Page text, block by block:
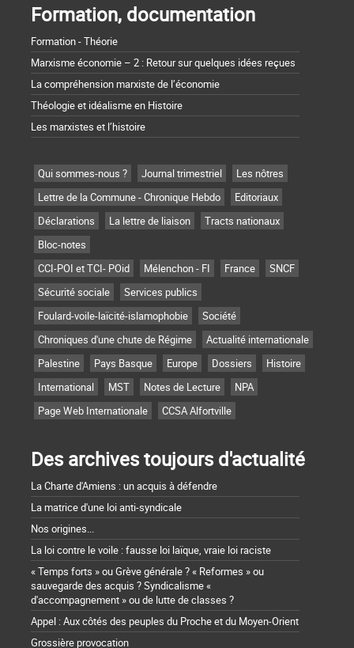
Formation, documentation
Formation - Théorie
Marxisme économie – 2 : Retour sur quelques idées reçues
La compréhension marxiste de l’économie
Théologie et idéalisme en Histoire
Les marxistes et l’histoire
Qui sommes-nous ? Journal trimestriel
Les nôtres
Lettre de la Commune - Chronique Hebdo
Editoriaux
Déclarations
La lettre de liaison
Tracts nationaux
Bloc-notes
CCI-POI et TCI- POid
Mélenchon - FI France
SNCF
Sécurité sociale
Services publics
Foulard-voile-laïcité-islamophobie
Société
Chroniques d'une chute de Régime
Actualité internationale
Palestine
Pays Basque Europe Dossiers
Histoire
International
MST Notes de Lecture
NPA
Page Web Internationale
CCSA Alfortville
Des archives toujours d'actualité
La Charte d'Amiens : un acquis à défendre
La matrice d'une loi anti-syndicale
Nos origines...
La loi contre le voile : fausse loi laïque, vraie loi raciste
« Temps forts » ou Grève générale ? « Reformes » ou
sauvegarde des acquis ? Syndicalisme «
d'accompagnement » ou de lutte de classes ?
Appel : Aux côtés des peuples du Proche et du Moyen-Orient
Grossière provocation